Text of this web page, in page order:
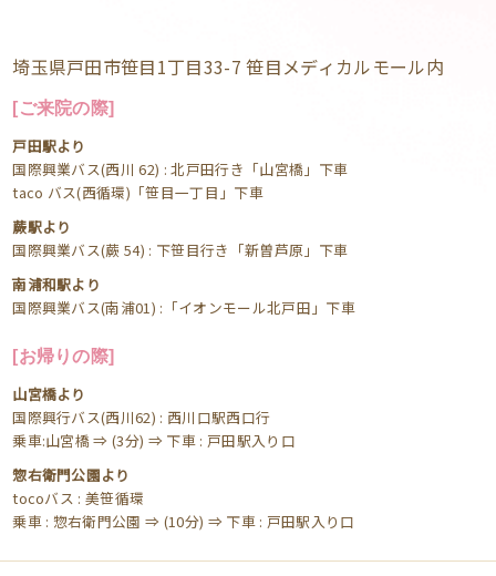
埼玉県戸田市笹目1丁目33-7 笹目メディカルモール内
[ご来院の際]
戸田駅より
国際興業バス(西川 62) : 北戸田行き「山宮橋」下車
taco バス(西循環)「笹目一丁目」下車
蕨駅より
国際興業バス(蕨 54) : 下笹目行き「新曽芦原」下車
南浦和駅より
国際興業バス(南浦01) :「イオンモール北戸田」下車
[お帰りの際]
山宮橋より
国際興行バス(西川62) : 西川口駅西口行
乗車:山宮橋 ⇒ (3分) ⇒ 下車 : 戸田駅入り口
惣右衛門公園より
tocoバス : 美笹循環
乗車 : 惣右衛門公園 ⇒ (10分) ⇒ 下車 : 戸田駅入り口